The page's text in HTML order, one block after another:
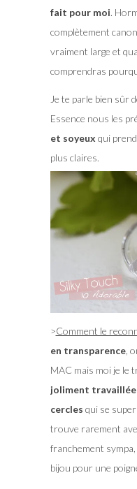
fait pour moi.
complètement
vraiment large et
comprendras
Je te parle bien sûr
Essence nous les
et soyeux qui
plus claires.
>Comment le
en transparence,
MAC mais moi je le
joliment
cercles qui se
trouve rarement
franchement
bijou pour une